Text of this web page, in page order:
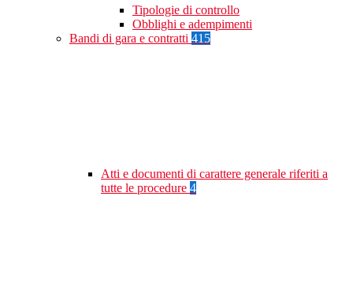
Tipologie di controllo
Obblighi e adempimenti
Bandi di gara e contratti 415
Atti e documenti di carattere generale riferiti a
tutte le procedure 4